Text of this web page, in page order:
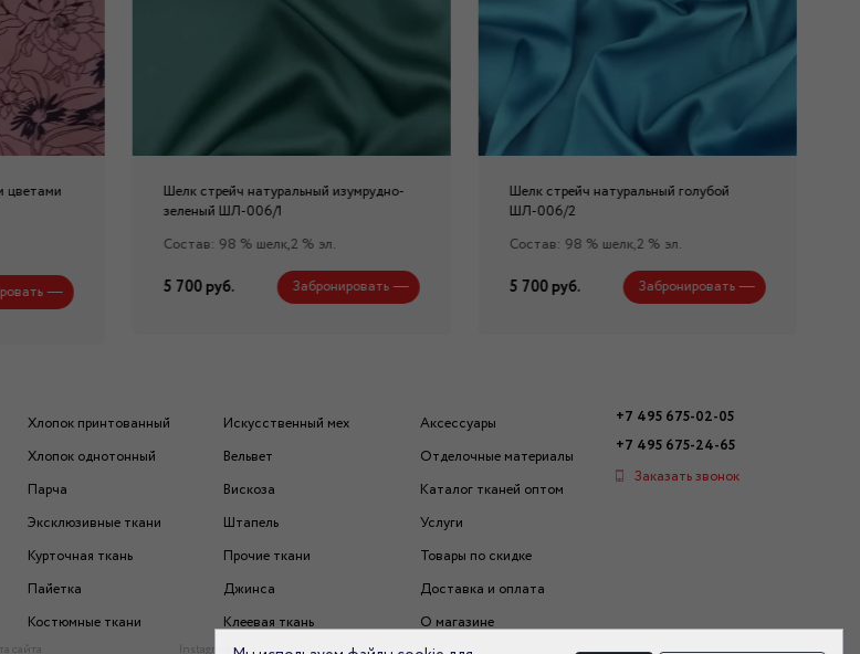
цветами
Шелк стрейч натуральный изумрудно-
зеленый ШЛ-006/1
Состав: 98 % шелк,2 % эл.
5 700 руб. Забронировать
Шелк стрейч натуральный голубой
ШЛ-006/2
Состав: 98 % шелк,2 % эл.
5 700 руб. Забронировать
Хлопок принтованный
Хлопок однотонный
Парча
Эксклюзивные ткани
Курточная ткань
Пайетка
Костюмные ткани
Искусственный мех
Вельвет
Вискоза
Штапель
Прочие ткани
Джинса
Клеевая ткань
Аксессуары
Отделочные материалы
Каталог тканей оптом
Услуги
Товары по скидке
Доставка и оплата
О магазине
+7 495 675-02-05
+7 495 675-24-65
Заказать звонок
сайта Instagram